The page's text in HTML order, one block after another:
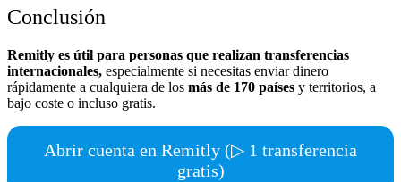
Conclusión
Remitly es útil para personas que realizan transferencias
internacionales, especialmente si necesitas enviar dinero
rápidamente a cualquiera de los más de 170 países y territorios, a
bajo coste o incluso gratis.
Abrir cuenta en Remitly (▷ 1 transferencia
gratis)